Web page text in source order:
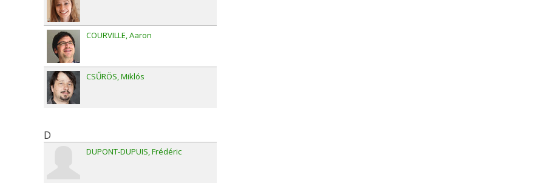
COURVILLE Aaron
CSŰRÖS Miklós
D
DUPONT-DUPUIS Frédéric